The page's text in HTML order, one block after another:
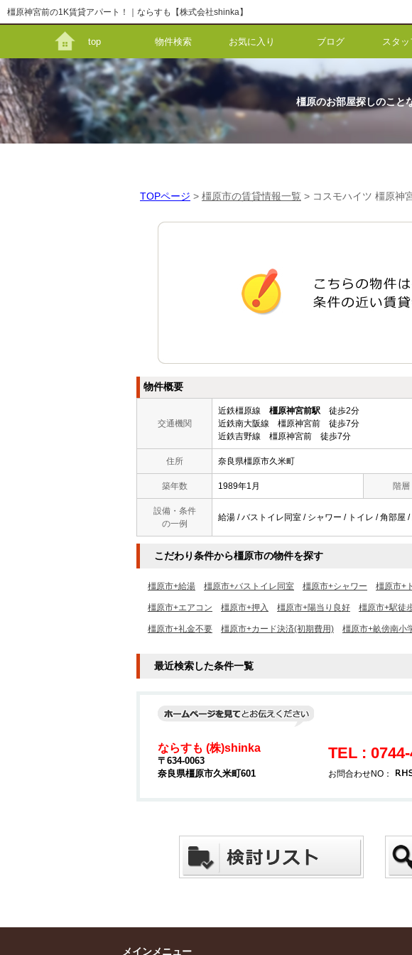
橿原神宮前の1K賃貸アパート！｜ならすも【株式会社shinka】
top 物件検索 お気に入り ブログ スタ
橿原のお部屋探しのこと
TOPページ > 橿原市の賃貸情報一覧 > コスモハイツ 橿原神
物件概要
交通機関
近鉄橿原線 橿原神宮前駅 徒歩2分
近鉄南大阪線 橿原神宮前 徒歩7分
近鉄吉野線 橿原神宮前 徒歩7分
住所 奈良県橿原市久米町
築年数 1989年1月 階層
設備・条件
の一例
給湯 / バストイレ同室 / シャワー / トイレ / 角部
こだわり条件から橿原市の物件を探す
橿原市+給湯 橿原市+バストイレ同室 橿原市+シャワー 橿原市+
橿原市+エアコン 橿原市+押入 橿原市+陽当り良好 橿原市+駅徒
橿原市+礼金不要 橿原市+カード決済(初期費用) 橿原市+畝傍南小
最近検索した条件一覧
ならすも (株)shinka
〒634-0063
奈良県橿原市久米町601
TEL :
お問合わせNO：
メインメニュー